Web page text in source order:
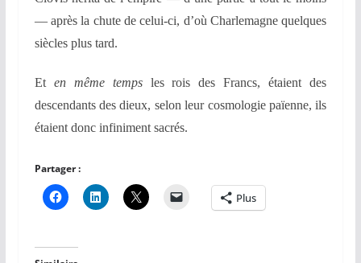
— après la chute de celui-ci, d’où Charlemagne quelques
siècles plus tard.
Et en même tempsles rois des Francs, étaient des
descendants des dieux, selon leur cosmologie païenne, ils
étaient donc infiniment sacrés.
Partager :
Plus